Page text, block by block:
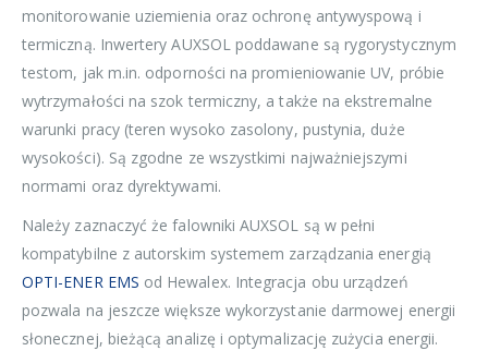
monitorowanie uziemienia oraz ochronę antywyspową i
termiczną. Inwertery AUXSOL poddawane są rygorystycznym
testom, jak m.in. odporności na promieniowanie UV, próbie
wytrzymałości na szok termiczny, a także na ekstremalne
warunki pracy (teren wysoko zasolony, pustynia, duże
wysokości). Są zgodne ze wszystkimi najważniejszymi
normami oraz dyrektywami.
Należy zaznaczyć że falowniki AUXSOL są w pełni
kompatybilne z autorskim systemem zarządzania energią
OPTI-ENER EMS od Hewalex. Integracja obu urządzeń
pozwala na jeszcze większe wykorzystanie darmowej energii
słonecznej, bieżącą analizę i optymalizację zużycia energii.